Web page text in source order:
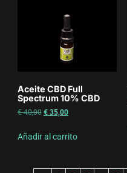
Aceite CBD Full
Spectrum 10% CBD
€40,00 €35,00
Añadir al carrito